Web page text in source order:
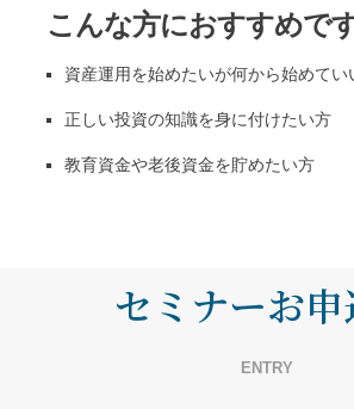
こんな方におすすめで
資産運用を始めたいが何から始めて
正しい投資の知識を身に付けたい方
教育資金や老後資金を貯めたい方
セミナーお
ENTRY